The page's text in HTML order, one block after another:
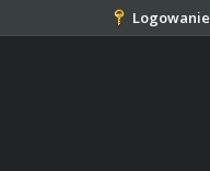
Logowanie